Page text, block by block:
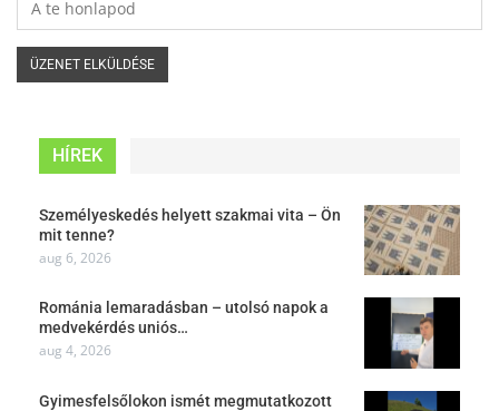
HÍREK
Személyeskedés helyett szakmai vita – Ön
mit tenne?
aug 6, 2026
Románia lemaradásban – utolsó napok a
medvekérdés uniós…
aug 4, 2026
Gyimesfelsőlokon ismét megmutatkozott